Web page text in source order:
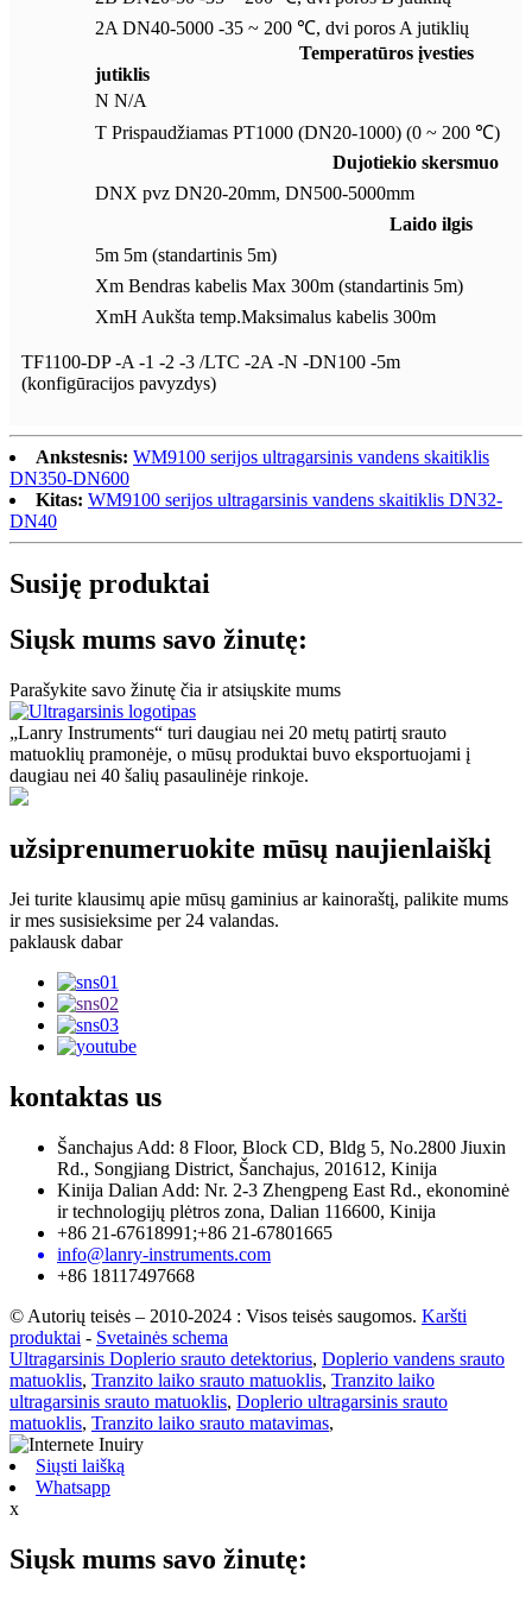
2A DN40-5000 -35 ~ 200 ℃, dvi poros A jutiklių
Temperatūros įvesties
jutiklis
N N/A
T Prispaudžiamas PT1000 (DN20-1000) (0 ~ 200 ℃)
Dujotiekio skersmuo
DNX pvz DN20-20mm, DN500-5000mm
Laido ilgis
5m 5m (standartinis 5m)
Xm Bendras kabelis Max 300m (standartinis 5m)
XmH Aukšta temp.Maksimalus kabelis 300m
TF1100-DP -A -1 -2 -3 /LTC -2A -N -DN100 -5m
(konfigūracijos pavyzdys)
Ankstesnis: WM9100 serijos ultragarsinis vandens skaitiklis
DN350-DN600
Kitas: WM9100 serijos ultragarsinis vandens skaitiklis DN32-
DN40
Susiję produktai
Siųsk mums savo žinutę:
Parašykite savo žinutę čia ir atsiųskite mums
„Lanry Instruments“ turi daugiau nei 20 metų patirtį srauto
matuoklių pramonėje, o mūsų produktai buvo eksportuojami į
daugiau nei 40 šalių pasaulinėje rinkoje.
užsiprenumeruokite mūsų naujienlaiškį
Jei turite klausimų apie mūsų gaminius ar kainoraštį, palikite mums
ir mes susisieksime per 24 valandas.
paklausk dabar
kontaktas us
Šanchajus Add: 8 Floor, Block CD, Bldg 5, No.2800 Jiuxin
Rd., Songjiang District, Šanchajus, 201612, Kinija
Kinija Dalian Add: Nr. 2-3 Zhengpeng East Rd., ekonominė
ir technologijų plėtros zona, Dalian 116600, Kinija
+86 21-67618991;+86 21-67801665
info@lanry-instruments.com
+86 18117497668
© Autorių teisės – 2010-2024 : Visos teisės saugomos. Karšti
produktai - Svetainės schema
Ultragarsinis Doplerio srauto detektorius, Doplerio vandens srauto
matuoklis, Tranzito laiko srauto matuoklis, Tranzito laiko
ultragarsinis srauto matuoklis, Doplerio ultragarsinis srauto
matuoklis, Tranzito laiko srauto matavimas,
Siųsti laišką
Whatsapp
x
Siųsk mums savo žinutę: